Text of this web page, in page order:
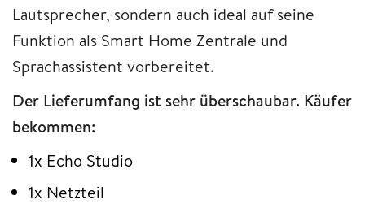
Lautsprecher, sondern auch ideal auf seine
Funktion als Smart Home Zentrale und
Sprachassistent vorbereitet.
Der Lieferumfang ist sehr überschaubar. Käufer
bekommen:
1x Echo Studio
1x Netzteil